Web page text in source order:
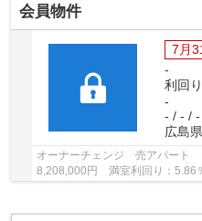
会員物件
7月
-
利回
-
- / - / -
広島県
オーナーチェンジ 売アパート
8,208,000円 満室利回り：